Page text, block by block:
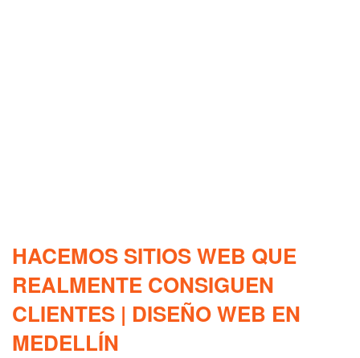
HACEMOS SITIOS WEB QUE
REALMENTE CONSIGUEN
CLIENTES | DISEÑO WEB EN
MEDELLÍN